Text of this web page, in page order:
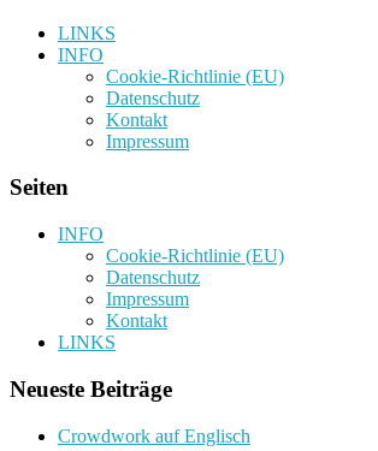
LINKS
INFO
Cookie-Richtlinie (EU)
Datenschutz
Kontakt
Impressum
Seiten
INFO
Cookie-Richtlinie (EU)
Datenschutz
Impressum
Kontakt
LINKS
Neueste Beiträge
Crowdwork auf Englisch